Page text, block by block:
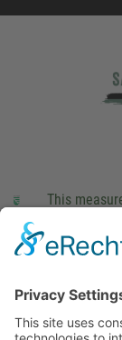
This
Landtag